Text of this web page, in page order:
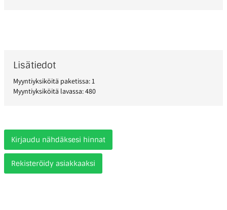
Lisätiedot
Myyntiyksiköitä paketissa: 1
Myyntiyksiköitä lavassa: 480
Kirjaudu nähdäksesi hinnat
Rekisteröidy asiakkaaksi